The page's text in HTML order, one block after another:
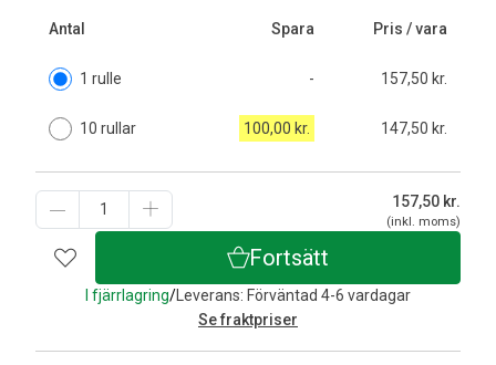
Antal Spara Pris / vara
1 rulle - 157,50 kr.
10 rullar 100,00 kr. 147,50 kr.
157,50 kr.
(inkl. moms)
Fortsätt
I fjärrlagring/ Leverans: Förväntad 4-6 vardagar
Se fraktpriser